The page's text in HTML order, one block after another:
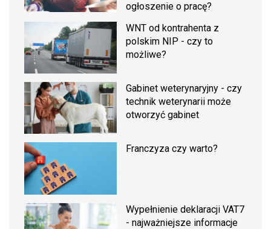
ogłoszenie o pracę?
WNT od kontrahenta z
polskim NIP - czy to
możliwe?
Gabinet weterynaryjny - czy
technik weterynarii może
otworzyć gabinet
Franczyza czy warto?
Wypełnienie deklaracji VAT7
- najważniejsze informacje